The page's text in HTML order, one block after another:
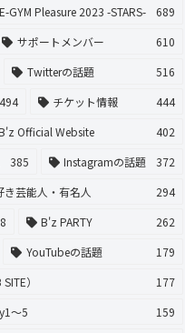
GYM Pleasure 2023 -STARS-
689
サポートメンバー
610
Twitterの話題
516
494 チケット情報
444
Official Website
402
385 Instagramの話題
372
き芸能人・有名人
294
B'z PARTY
262
YouTubeの話題
179
）
177
〜5
159